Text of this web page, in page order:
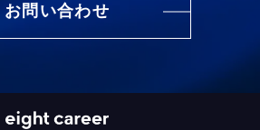
お問い合わせ